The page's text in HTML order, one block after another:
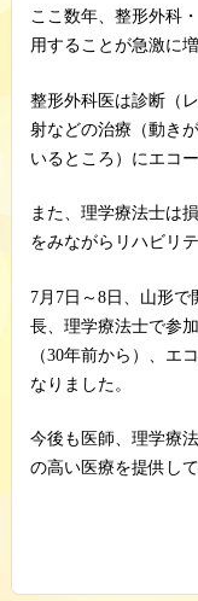
ここ数年、整形外科
用することが急激に
整形外科医は診断（
射などの治療（動き
いるところ）にエコ
また、理学療法士は
をみながらリハビリ
7月 7日～8日、山形で
長、理学療法士で参
（30年前から）、エ
なりました。
今後も医師、理学療
の高い医療を提供し